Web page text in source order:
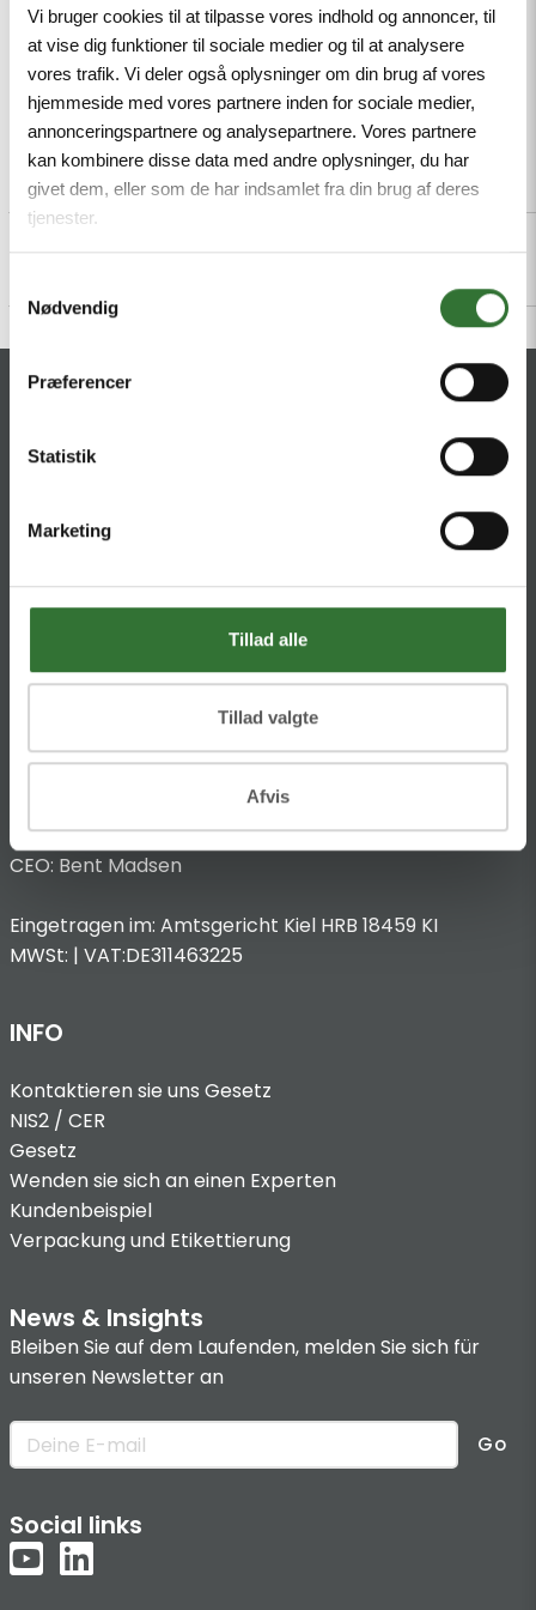
Vi bruger cookies til at tilpasse vores indhold og annoncer, til
at vise dig funktioner til sociale medier og til at analysere
vores trafik. Vi deler også oplysninger om din brug af vores
hjemmeside med vores partnere inden for sociale medier,
annonceringspartnere og analysepartnere. Vores partnere
kan kombinere disse data med andre oplysninger, du har
givet dem, eller som de har indsamlet fra din brug af deres
tjenester.
Nødvendig
Præferencer
Statistik
Marketing
Tillad alle
Tillad valgte
Afvis
Beschreibung Specifications Dateien
KONTAKT
HQ:Theilgaards Torv 1
Impressum
Anbieterkennzeichnung
Hans Folsgaard GmbH
53773 Hennef
@:
Vertreten durch:
CEO: Bent Madsen
Eingetragen im: Amtsgericht Kiel HRB 18459 KI
MWSt: | VAT:DE311463225
INFO
Kontaktieren sie uns Gesetz
NIS2 / CER
Gesetz
Wenden sie sich an einen Experten
Kundenbeispiel
Verpackung und Etikettierung
News & Insights
Bleiben Sie auf dem Laufenden, melden Sie sich für
unseren Newsletter an
Go
Social links